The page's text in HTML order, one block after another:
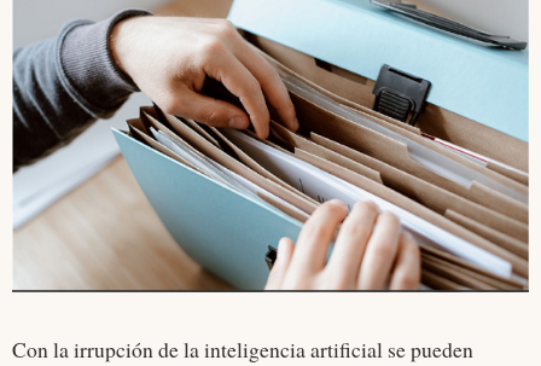
Con la irrupción de la inteligencia artificial se pueden